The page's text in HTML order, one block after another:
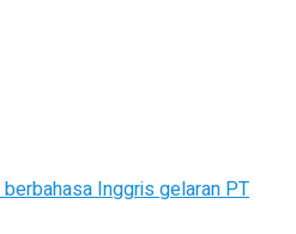
Inggris gelaran PT